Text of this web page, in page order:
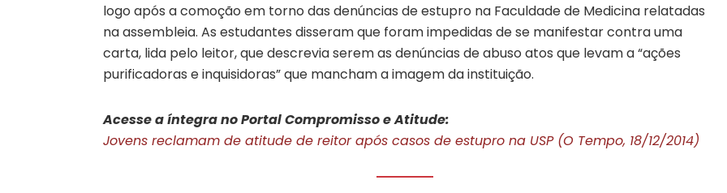
logo após a comoção em torno das denúncias de estupro na Faculdade de Medicina relatadas
na assembleia. As estudantes disseram que foram impedidas de se manifestar contra uma
carta, lida pelo leitor, que descrevia serem as denúncias de abuso atos que levam a “ações
purificadoras e inquisidoras” que mancham a imagem da instituição.
Acesse a íntegra no Portal Compromisso e Atitude:
Jovens reclamam de atitude de reitor após casos de estupro na USP (O Tempo, 18/12/2014)